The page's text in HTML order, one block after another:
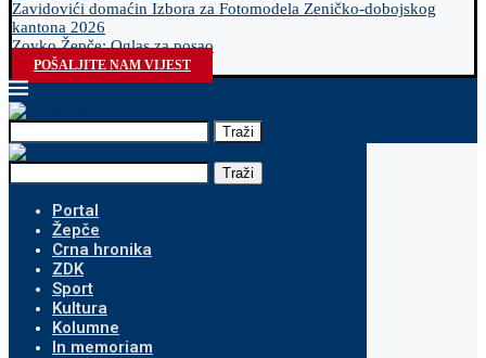
Zavidovići domaćin Izbora za Fotomodela Zeničko-dobojskog
kantona 2026
Zovko Žepče: Oglas za posao
POŠALJITE NAM VIJEST
Traži
Traži
Portal
Žepče
Crna hronika
ZDK
Sport
Kultura
Kolumne
In memoriam